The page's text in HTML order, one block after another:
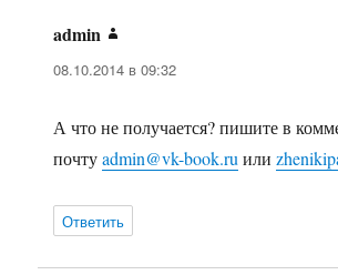
admin
08.10.2014 в 09:32
А что не получается? пишите в
почтуadmin@vk-book.ru или
Ответить